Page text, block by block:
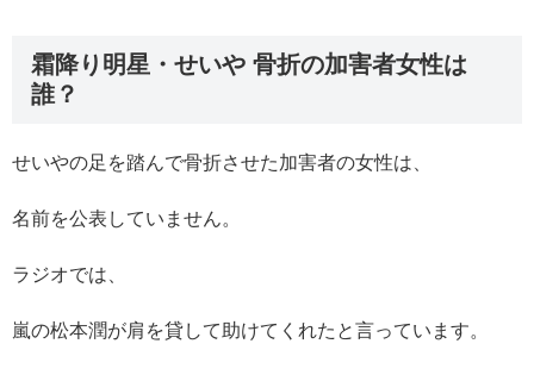
霜降り明星・せいや 骨折の加害者女性は
誰？
せいやの足を踏んで骨折させた加害者の女性は、
名前を公表していません。
ラジオでは、
嵐の松本潤が肩を貸して助けてくれたと言っています。